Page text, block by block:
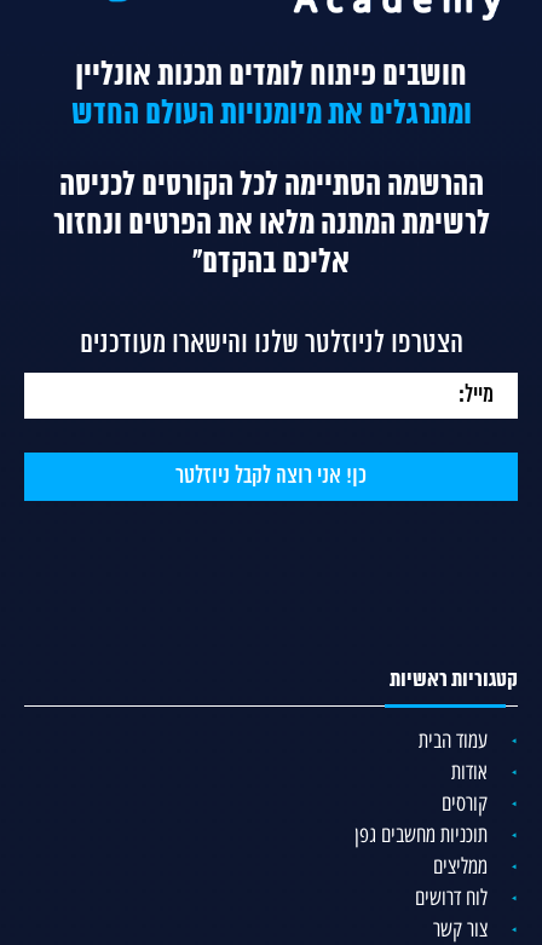
חושבים פיתוח לומדים תכנות אונליין
ומתרגלים את מיומנויות העולם החדש
ההרשמה הסתיימה לכל הקורסיםלכניסה
לרשימת המתנה מלאו את הפרטים ונחזור
אליכם בהקדם"
הצטרפו לניוזלטר שלנו והישארו מעודכנים
קטגוריות ראשיות
עמוד הבית
אודות
קורסים
תוכניות מחשבים גפן
ממליצים
לוח דרושים
צור קשר